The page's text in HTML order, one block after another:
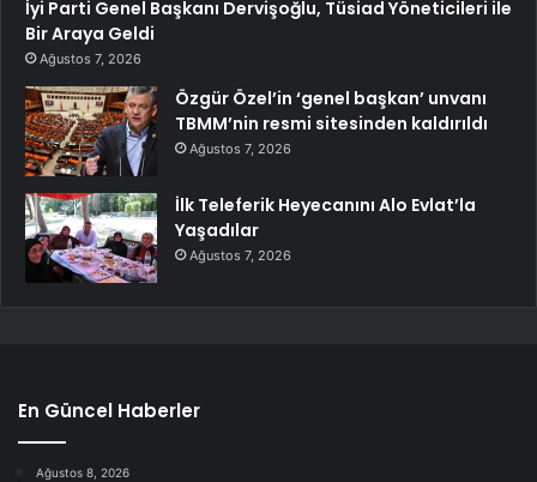
İyi Parti Genel Başkanı Dervişoğlu, Tüsiad Yöneticileri ile
Bir Araya Geldi
Ağustos 7, 2026
Özgür Özel’in ‘genel başkan’ unvanı
TBMM’nin resmi sitesinden kaldırıldı
Ağustos 7, 2026
İlk Teleferik Heyecanını Alo Evlat’la
Yaşadılar
Ağustos 7, 2026
En Güncel Haberler
Ağustos 8, 2026